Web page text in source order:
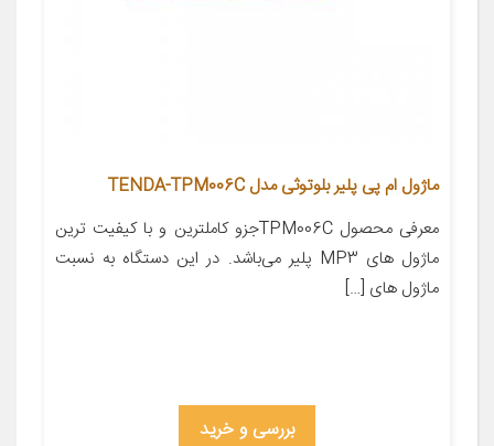
ماژول ام پی پلیر بلوتوثی مدل TENDA-TPM006C
معرفی محصول TPM006Cجزو کاملترین و با کیفیت ترین
ماژول های MP3 پلیر می‌باشد. در این دستگاه به نسبت
ماژول های […]
بررسی و خرید